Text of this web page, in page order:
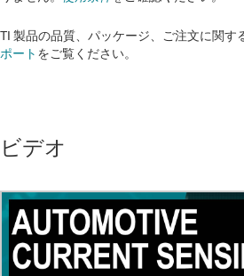
TI 製品の品質、パッケージ、ご注文に関す
ポート をご覧ください。​​​​​​​​​​​​​​
ビデオ